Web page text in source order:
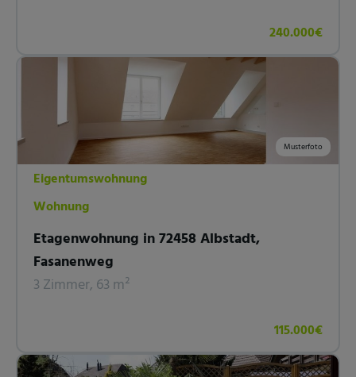
240.000€
Musterfoto
Eigentumswohnung
Wohnung
Etagenwohnung in 72458 Albstadt,
Fasanenweg
3 Zimmer, 63 m²
115.000€